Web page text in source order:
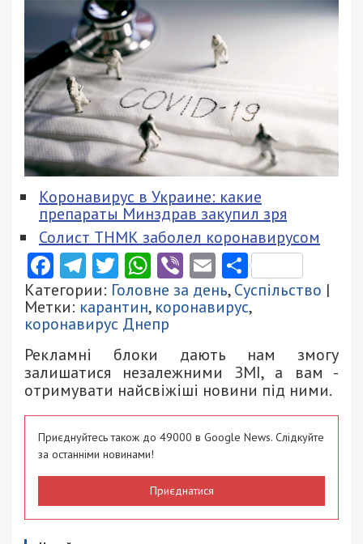
Коронавирус в Украине: какие
препараты Минздрав закупил зря
Солист ТНМК заболел коронавирусом
Facebook
Telegram
Twitter
WhatsApp
ViberEmail
Категории: Головне за день,Суспільство |
Метки: карантин, коронавирус,
коронавирус Днепр
Рекламні блоки дають нам змогу
залишатися незалежними ЗМІ, а вам -
отримувати найсвіжіші новини під ними.
Приєднуйтесь також до 49000 в Google News. Слідкуйте
за останніми новинами!
Приєднатися